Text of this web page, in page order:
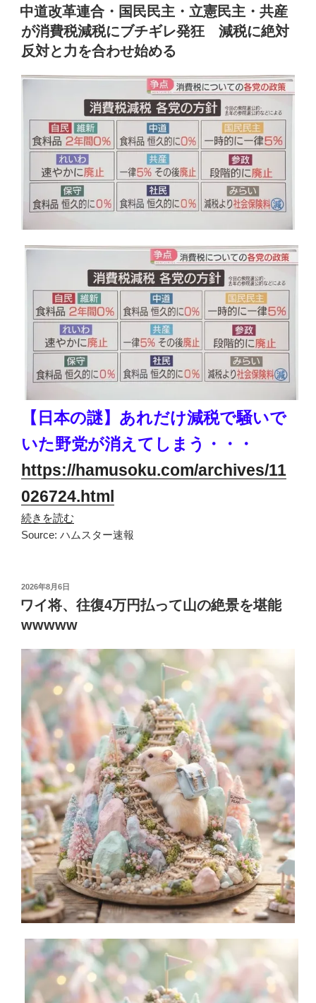
稿
日:
中道改革連合・国民民主・立憲民主・共産
が消費税減税にブチギレ発狂 減税に絶対
反対と力を合わせ始める
【日本の謎】あれだけ減税で騒いで
いた野党が消えてしまう・・・
https://hamusoku.com/archives/11
026724.html
続きを読む
Source: ハムスター速報
投
稿
日:
2026年8月6日
ワイ将、往復4万円払って山の絶景を堪能
wwwww